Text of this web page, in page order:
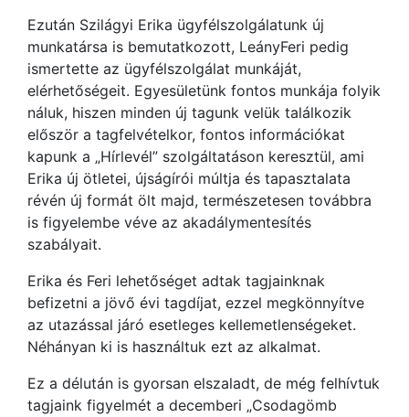
Ezután Szilágyi Erika ügyfélszolgálatunk új
munkatársa is bemutatkozott, LeányFeri pedig
ismertette az ügyfélszolgálat munkáját,
elérhetőségeit. Egyesületünk fontos munkája folyik
náluk, hiszen minden új tagunk velük találkozik
először a tagfelvételkor, fontos információkat
kapunk a „Hírlevél” szolgáltatáson keresztül, ami
Erika új ötletei, újságírói múltja és tapasztalata
révén új formát ölt majd, természetesen továbbra
is figyelembe véve az akadálymentesítés
szabályait.
Erika és Feri lehetőséget adtak tagjainknak
befizetni a jövő évi tagdíjat, ezzel megkönnyítve
az utazással járó esetleges kellemetlenségeket.
Néhányan ki is használtuk ezt az alkalmat.
Ez a délután is gyorsan elszaladt, de még felhívtuk
tagjaink figyelmét a decemberi „Csodagömb